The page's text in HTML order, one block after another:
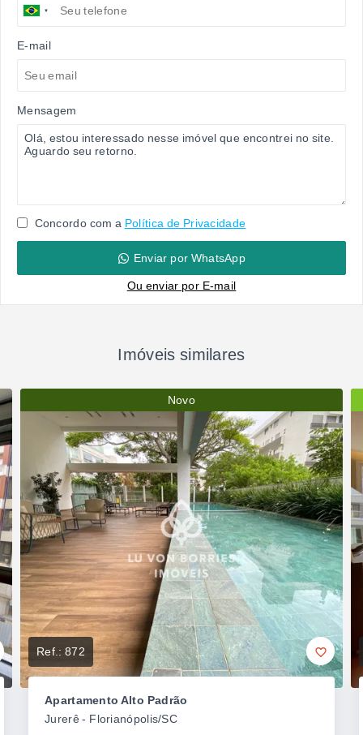
E-mail
Mensagem
Concordo com a Política de Privacidade
Enviar por WhatsApp
Ou enviar por E-mail
Imóveis similares
Novo
Ref.:872
Apartamento Alto Padrão
Jurerê - Florianópolis/SC